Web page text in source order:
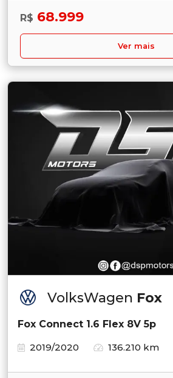
R$ 68.999
Ver mais
VolksWagen Fox
Fox Connect 1.6 Flex 8V 5p
2019/2020
136.210 km